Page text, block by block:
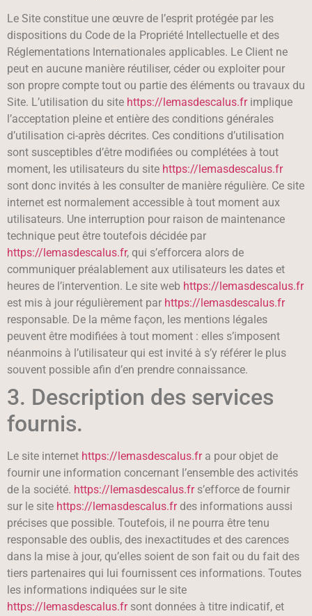
Le Site constitue une œuvre de l’esprit protégée par les
dispositions du Code de la Propriété Intellectuelle et des
Réglementations Internationales applicables. Le Client ne
peut en aucune manière réutiliser, céder ou exploiter pour
son propre compte tout ou partie des éléments ou travaux du
Site. L’utilisation du site https://lemasdescalus.frimplique
l’acceptation pleine et entière des conditions générales
d’utilisation ci-après décrites. Ces conditions d’utilisation
sont susceptibles d’être modifiées ou complétées à tout
moment, les utilisateurs du site https://lemasdescalus.fr
sont donc invités à les consulter de manière régulière. Ce site
internet est normalement accessible à tout moment aux
utilisateurs. Une interruption pour raison de maintenance
technique peut être toutefois décidée par
https://lemasdescalus.fr, qui s’efforcera alors de
communiquer préalablement aux utilisateurs les dates et
heures de l’intervention. Le site web https://lemasdescalus.fr
est mis à jour régulièrement par https://lemasdescalus.fr
responsable. De la même façon, les mentions légales
peuvent être modifiées à tout moment : elles s’imposent
néanmoins à l’utilisateur qui est invité à s’y référer le plus
souvent possible afin d’en prendre connaissance.
3. Description des services
fournis.
Le site internet https://lemasdescalus.fra pour objet de
fournir une information concernant l’ensemble des activités
de la société. https://lemasdescalus.frs’efforce de fournir
sur le site https://lemasdescalus.frdes informations aussi
précises que possible. Toutefois, il ne pourra être tenu
responsable des oublis, des inexactitudes et des carences
dans la mise à jour, qu’elles soient de son fait ou du fait des
tiers partenaires qui lui fournissent ces informations. Toutes
les informations indiquées sur le site
https://lemasdescalus.frsont données à titre indicatif, et